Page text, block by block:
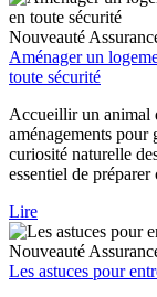
Nouveauté
Aménager un
toute sécurité
Accueillir un animal
aménagements pour
curiosité naturelle
essentiel de
Lire
Nouveauté
Les astuces pour